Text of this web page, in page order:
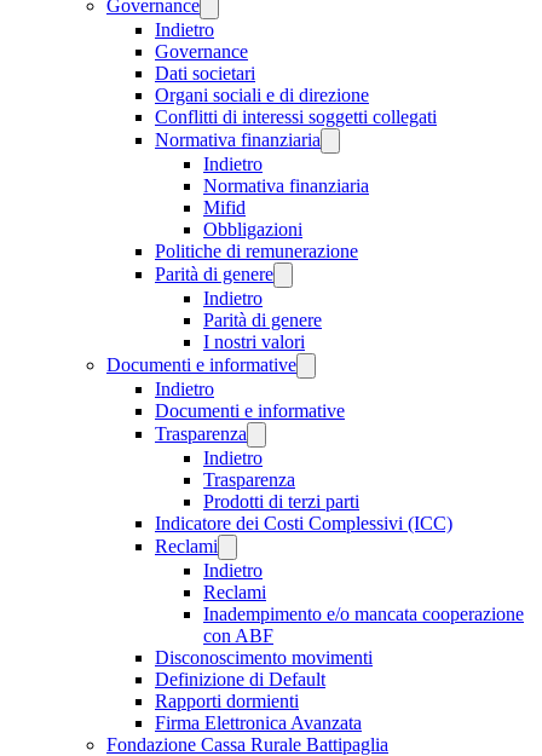
Governance
Indietro
Governance
Dati societari
Organi sociali e di direzione
Conflitti di interessi soggetti collegati
Normativa finanziaria
Indietro
Normativa finanziaria
Mifid
Obbligazioni
Politiche di remunerazione
Parità di genere
Indietro
Parità di genere
I nostri valori
Documenti e informative
Indietro
Documenti e informative
Trasparenza
Indietro
Trasparenza
Prodotti di terzi parti
Indicatore dei Costi Complessivi (ICC)
Reclami
Indietro
Reclami
Inadempimento e/o mancata cooperazione
con ABF
Disconoscimento movimenti
Definizione di Default
Rapporti dormienti
Firma Elettronica Avanzata
Fondazione Cassa Rurale Battipaglia